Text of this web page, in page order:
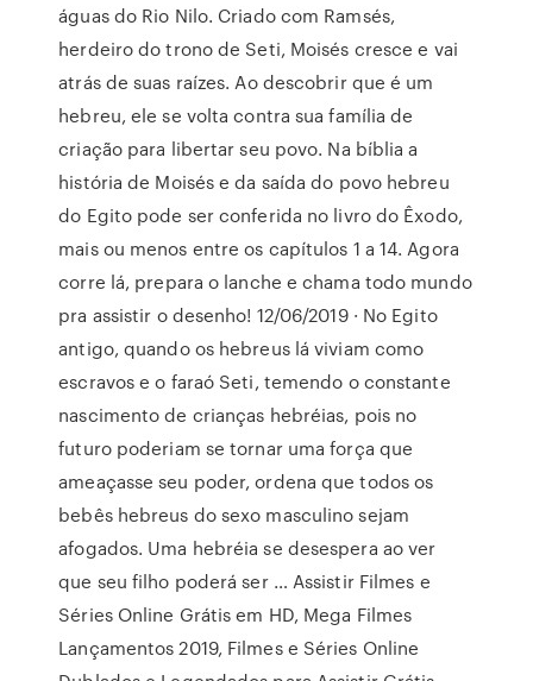
águas do Rio Nilo. Criado com Ramsés,
herdeiro do trono de Seti, Moisés cresce e vai
atrás de suas raízes. Ao descobrir que é um
hebreu, ele se volta contra sua família de
criação para libertar seu povo. Na bíblia a
história de Moisés e da saída do povo hebreu
do Egito pode ser conferida no livro do Êxodo,
mais ou menos entre os capítulos 1 a 14. Agora
corre lá, prepara o lanche e chama todo mundo
pra assistir o desenho! 12/06/2019 · No Egito
antigo, quando os hebreus lá viviam como
escravos e o faraó Seti, temendo o constante
nascimento de crianças hebréias, pois no
futuro poderiam se tornar uma força que
ameaçasse seu poder, ordena que todos os
bebês hebreus do sexo masculino sejam
afogados. Uma hebréia se desespera ao ver
que seu filho poderá ser … Assistir Filmes e
Séries Online Grátis em HD, Mega Filmes
Lançamentos 2019, Filmes e Séries Online